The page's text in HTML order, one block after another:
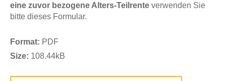
eine zuvor bezogene Alters-Teilrente verwenden Sie
bitte dieses Formular.
Format: PDF
Size: 108.44kB